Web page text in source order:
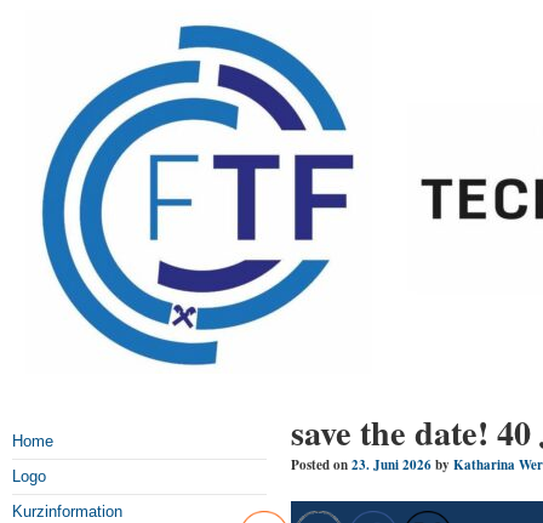
Home
Logo
Kurzinformation
save the date!
Posted on23. Juni 2026by Katharina